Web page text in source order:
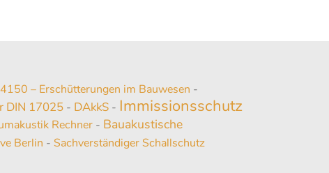
– Erschütterungen im Bauwesen -
DIN 17025 - DAkkS - Immissionsschutz
Rechner - Bauakustische
Berlin -Sachverständiger Schallschutz